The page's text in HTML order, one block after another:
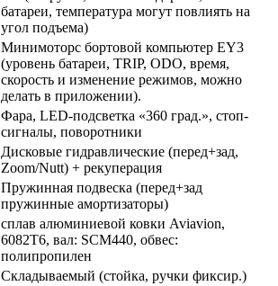
батареи, температура могут повлиять на
угол подъема)
Минимоторс бортовой компьютер EY3
(уровень батареи, TRIP, ODO, время,
скорость и изменение режимов, можно
делать в приложении).
Фара, LED-подсветка «360 град.», стоп-
сигналы, поворотники
Дисковые гидравлические (перед+зад,
Zoom/Nutt) + рекуперация
Пружинная подвеска (перед+зад
пружинные амортизаторы)
сплав алюминиевой ковки Aviavion,
6082T6, вал: SCM440, обвес:
полипропилен
Складываемый (стойка, ручки фиксир.)